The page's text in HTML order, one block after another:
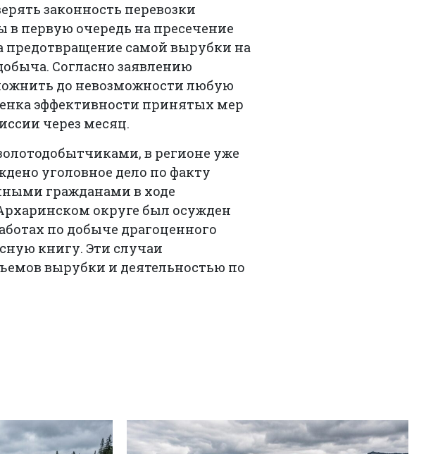
законность перевозки
первую очередь на пресечение
предотвращение самой вырубки на
Согласно заявлению
до невозможности любую
эффективности принятых мер
через месяц.
в регионе уже
уголовное дело по факту
гражданами в ходе
округе был осужден
по добыче драгоценного
книгу. Эти случаи
вырубки и деятельностью по